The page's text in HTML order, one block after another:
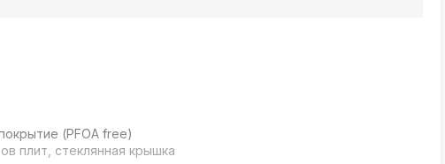
(PFOA free)
плит, стеклянная крышка